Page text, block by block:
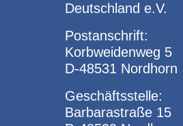
Deutschland e.V.
Postanschrift:
Korbweidenweg 5
D-48531 Nordhorn
Geschäftsstelle:
Barbarastraße 15